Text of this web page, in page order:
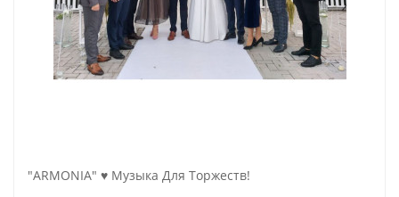
"ARMONIA" ♥ Музыка Для Торжеств!